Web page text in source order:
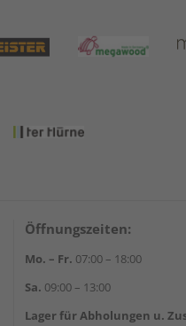
Öffnungszeiten:
Mo. – Fr. 07:00 – 18:00
Sa. 09:00 – 13:00
Lager für Abholungen u.